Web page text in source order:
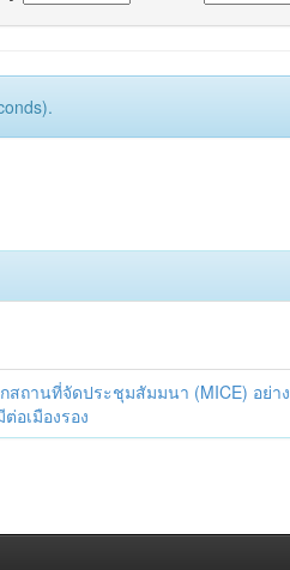
สถานที่จัดประชุมสัมมนา (MICE) อย่าง
อเมืองรอง